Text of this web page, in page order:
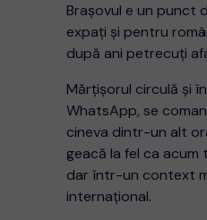
Brașovul e un punct
expați și pentru
după ani petrecuți
Mărțișorul circulă și
WhatsApp, se
cineva dintr-un alt
geacă la fel ca
dar într-un context
internațional.